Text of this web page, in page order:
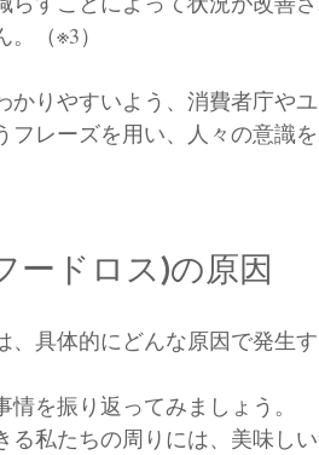
（※3）
かりやすいよう、消費者庁や
フレーズを用い、人々の意識
ードロス)の原因
、具体的にどんな原因で発生す
情を振り返ってみましょう。
る私たちの周りには、美味し